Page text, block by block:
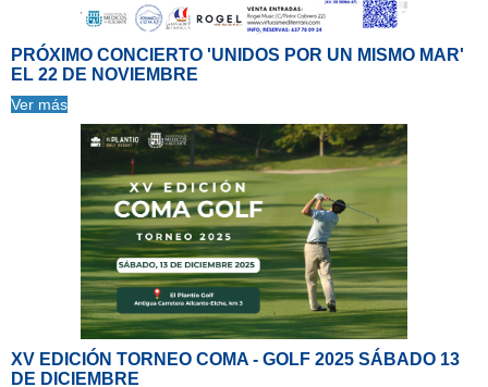
PRÓXIMO CONCIERTO 'UNIDOS POR UN MISMO MAR'
EL 22 DE NOVIEMBRE
Ver más
XV EDICIÓN TORNEO COMA - GOLF 2025 SÁBADO 13
DE DICIEMBRE